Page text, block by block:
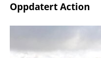
Oppdatert Action